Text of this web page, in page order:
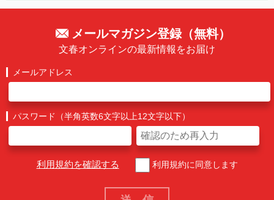
メールマガジン登録（無料）
文春オンラインの最新情報をお届け
メールアドレス
パスワード（半角英数6文字以上12文字以下）
利用規約を確認する 利用規約に同意します